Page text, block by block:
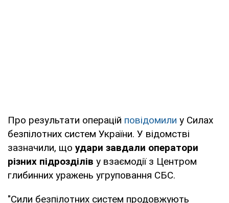
Про результати операцій повідомили у Силах
безпілотних систем України. У відомстві
зазначили, що удари завдали оператори
різних підрозділів у взаємодії з Центром
глибинних уражень угруповання СБС.
"Сили безпілотних систем продовжують